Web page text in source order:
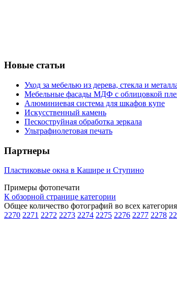
Новые статьи
Уход за мебелью из дерева, стекла и
Мебельные фасады МДФ с облицовкой
Алюминиевая система для шкафов купе
Искусственный камень
Пескоструйная обработка зеркала
Ультрафиолетовая печать
Партнеры
Пластиковые окна в Кашире и Ступино
Примеры фотопечати
К обзорной странице категории
Общее количество фотографий во всех
2270 2271 2272 2273 2274 2275 2276 2277 2278